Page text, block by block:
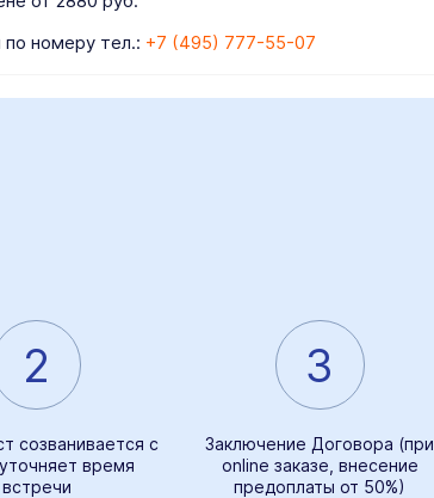
по номеру тел.: +7 (495) 777-55-07
2
созванивается с
время
встречи
3
Заключение Договора (при
online заказе, внесение
предоплаты от 50%)